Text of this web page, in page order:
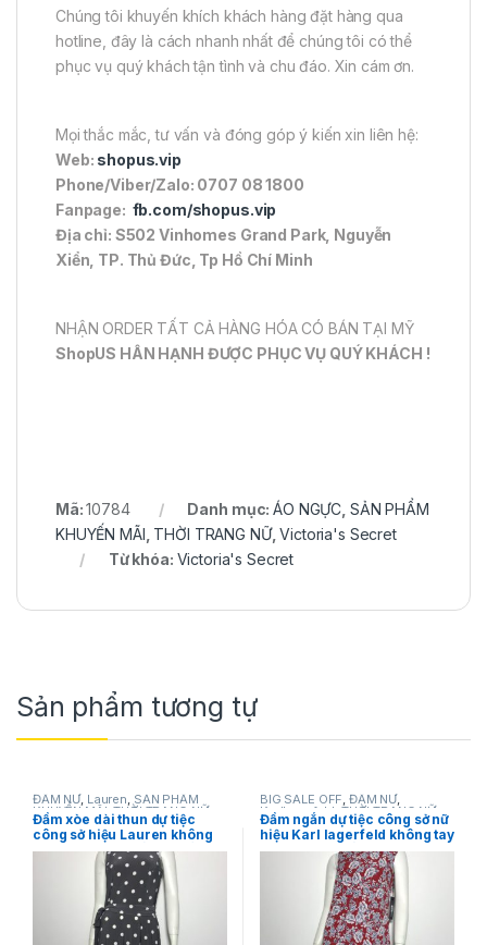
Chúng tôi khuyến khích khách hàng đặt hàng qua
hotline, đây là cách nhanh nhất để chúng tôi có thể
phục vụ quý khách tận tình và chu đáo. Xin cám ơn.
Mọi thắc mắc, tư vấn và đóng góp ý kiến xin liên hệ:
Web: shopus.vip
Phone/Viber/Zalo: 0707 08 1800
Fanpage: fb.com/shopus.vip
Địa chỉ: S502 Vinhomes Grand Park, Nguyễn
Xiển, TP. Thủ Đức, Tp Hồ Chí Minh
NHẬN ORDER TẤT CẢ HÀNG HÓA CÓ BÁN TẠI MỸ
ShopUS HÂN HẠNH ĐƯỢC PHỤC VỤ QUÝ KHÁCH !
Mã:10784 Danh mục:ÁO NGỰC SẢN PHẨM
KHUYẾN MÃI THỜI TRANG NỮ,Victoria's Secret
Từ khóa: Victoria's Secret
Sản phẩm tương tự
ĐẦM NỮ, Lauren, SẢN PHẨM
KHUYẾN MÃI,THỜI TRANG NỮ
Đầm xòe dài thun dự tiệc
công sở hiệu Lauren không
tay màu xám chấm bi trắng
thắt nơ eo size 4 chính hãng
BIG SALE OFF,ĐẦM NỮ,
Karllagerfeld, THỜI TRANG NỮ
Đầm ngắn dự tiệc công sở nữ
hiệu Karl lagerfeld không tay
màu đỏ họa tiết hoa size 2
chính hãng